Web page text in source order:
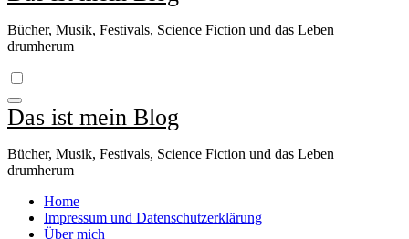
Bücher, Musik, Festivals, Science Fiction und das Leben
drumherum
Das ist mein Blog
Bücher, Musik, Festivals, Science Fiction und das Leben
drumherum
Home
Impressum und Datenschutzerklärung
Über mich